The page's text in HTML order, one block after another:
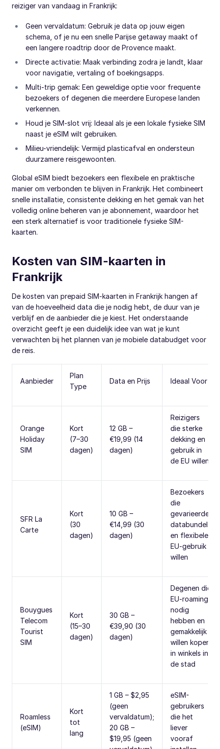
reiziger van vandaag in Frankrijk:
Geen vervaldatum: Gebruik je data op jouw eigen
schema, of je nu een snelle Parijse getaway maakt of
een langere roadtrip door de Provence maakt.
Directe activatie: Maak verbinding zodra je landt, klaar
voor navigatie, vertaling of boekingsapps.
Multi-trip gemak: Een geweldige optie voor frequente
bezoekers of degenen die meerdere Europese landen
verkennen.
Houd je SIM-slot vrij: Ideaal als je een lokale fysieke SIM
naast je eSIM wilt gebruiken.
Milieu-vriendelijk: Vermijd plasticafval en ondersteun
duurzamere reisgewoonten.
Global eSIM biedt bezoekers een flexibele en praktische
manier om verbonden te blijven in Frankrijk. Het combineert
snelle installatie, consistente dekking en het gemak van het
volledig online beheren van je abonnement, waardoor het
een sterk alternatief is voor traditionele fysieke SIM-
kaarten.
Kosten van SIM-kaarten in
Frankrijk
De kosten van prepaid SIM-kaarten in Frankrijk hangen af
van de hoeveelheid data die je nodig hebt, de duur van je
verblijf en de aanbieder die je kiest. Het onderstaande
overzicht geeft je een duidelijk idee van wat je kunt
verwachten bij het plannen van je mobiele databudget voor
de reis.
Aanbieder
Plan
Type
Data en Prijs Ideaal Voor
Orange
Holiday
SIM
Kort
(7–30
dagen)
12 GB –
€19,99 (14
dagen)
Reizigers
die sterke
dekking en
gebruik in
de EU willen
SFR La
Carte
Kort
(30
dagen)
10 GB –
€14,99 (30
dagen)
Bezoekers
die
gevarieerde
databundels
en flexibele
EU-gebruik
willen
Bouygues
Telecom
Tourist
SIM
Kort
(15–30
dagen)
30 GB –
€39,90 (30
dagen)
Degenen die
EU-roaming
nodig
hebben en
gemakkelijk
willen kopen
in winkels in
de stad
Roamless
(eSIM)
Kort
tot
lang
1 GB – $2,95
(geen
vervaldatum);
20 GB –
$19,95 (geen
eSIM-
gebruikers
die het
liever
vooraf